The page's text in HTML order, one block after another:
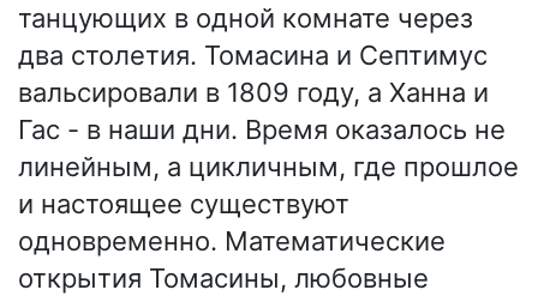
танцующих в одной комнате через
два столетия. Томасина и Септимус
вальсировали в 1809 году, а Ханна и
Гас - в наши дни. Время оказалось не
линейным, а цикличным, где прошлое
и настоящее существуют
одновременно. Математические
открытия Томасины, любовные